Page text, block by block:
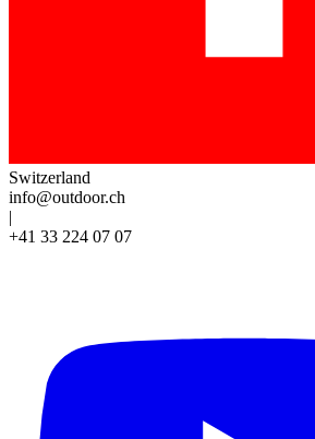
Switzerland
info@outdoor.ch
|
+41 33 224 07 07